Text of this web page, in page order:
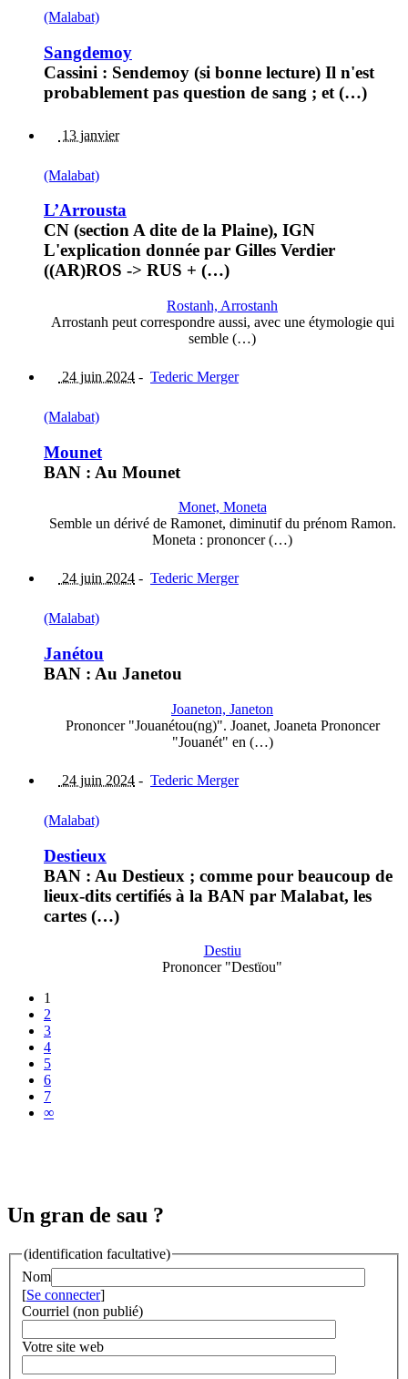
(Malabat)
Sangdemoy
Cassini : Sendemoy (si bonne lecture) Il n'est
probablement pas question de sang ; et (…)
13 janvier
(Malabat)
L’Arrousta
CN (section A dite de la Plaine), IGN
L'explication donnée par Gilles Verdier
((AR)ROS -> RUS + (…)
Rostanh, Arrostanh
Arrostanh peut correspondre aussi, avec une étymologie qui
semble (…)
24 juin 2024 - Tederic Merger
(Malabat)
Mounet
BAN : Au Mounet
Monet, Moneta
Semble un dérivé de Ramonet, diminutif du prénom Ramon.
Moneta : prononcer (…)
24 juin 2024 - Tederic Merger
(Malabat)
Janétou
BAN : Au Janetou
Joaneton, Janeton
Prononcer "Jouanétou(ng)". Joanet, Joaneta Prononcer
"Jouanét" en (…)
24 juin 2024 - Tederic Merger
(Malabat)
Destieux
BAN : Au Destieux ; comme pour beaucoup de
lieux-dits certifiés à la BAN par Malabat, les
cartes (…)
Destiu
Prononcer "Destïou"
1
2
3
4
5
6
7
∞
Un gran de sau ?
(identification facultative)
Nom
[Se connecter]
Courriel (non publié)
Votre site web